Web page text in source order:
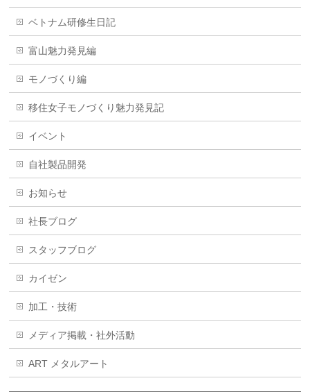
ベトナム研修生日記
富山魅力発見編
モノづくり編
移住女子モノづくり魅力発見記
イベント
自社製品開発
お知らせ
社長ブログ
スタッフブログ
カイゼン
加工・技術
メディア掲載・社外活動
ART メタルアート